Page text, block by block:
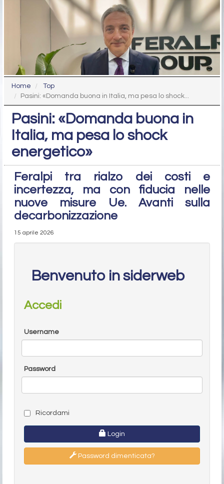
Home
Top
Pasini: «Domanda buona in Italia, ma pesa lo shock...
Pasini: «Domanda buona in
Italia, ma pesa lo shock
energetico»
Feralpi tra rialzo dei costi e
incertezza, ma con fiducia nelle
nuove misure Ue. Avanti sulla
decarbonizzazione
15 aprile 2026
Benvenuto in siderweb
Accedi
Username
Password
Ricordami
Login
Password dimenticata?